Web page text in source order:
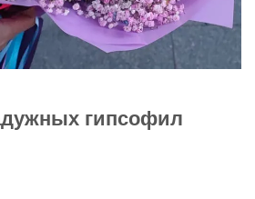
гипсофил